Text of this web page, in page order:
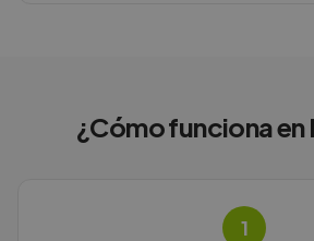
¿Cómo funciona en
1